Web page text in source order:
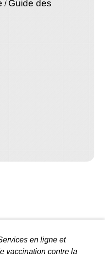
/ Guide des
en ligne et
vaccination contre la